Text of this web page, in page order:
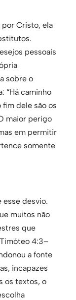
por Cristo, ela
pessoais
sobre o
“Há caminho
dele são os
maior perigo
em permitir
somente
esse desvio.
muitos não
que
4:3–
a fonte
incapazes
os textos, o